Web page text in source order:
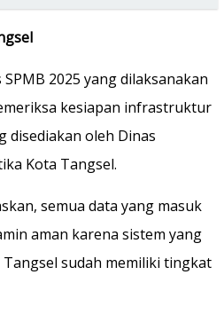
2025 yang dilaksanakan
kesiapan infrastruktur
disediakan oleh Dinas
Kota Tangsel.
semua data yang masuk
aman karena sistem yang
sudah memiliki tingkat